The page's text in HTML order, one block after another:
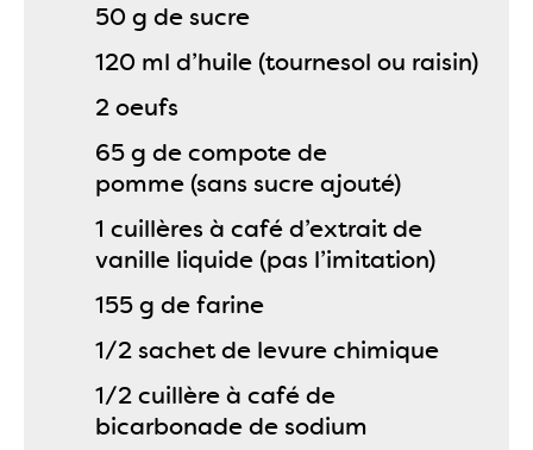
50 g de sucre
120 ml d’huile (tournesol ou raisin)
2 oeufs
65 g de compote de
pomme (sans sucre ajouté)
1 cuillères à café d’extrait de
vanille liquide (pas l’imitation)
155 g de farine
1/2 sachet de levure chimique
1/2 cuillère à café de
bicarbonade de sodium